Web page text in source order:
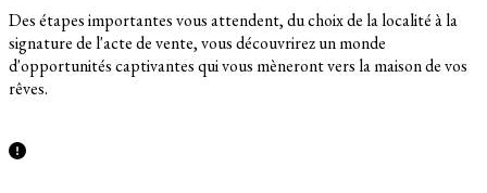
Des étapes importantes vous attendent, du choix de la localité à la
signature de l'acte de vente, vous découvrirez un monde
d'opportunités captivantes qui vous mèneront vers la maison de vos
rêves.